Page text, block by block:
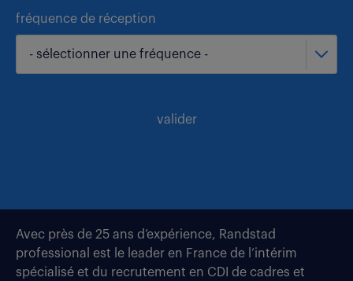
fréquence de réception
- sélectionner une fréquence -
valider
Avec près de 25 ans d’expérience, Randstad
professional est le leader en France de l’intérim
spécialisé et du recrutement en CDI de cadres et